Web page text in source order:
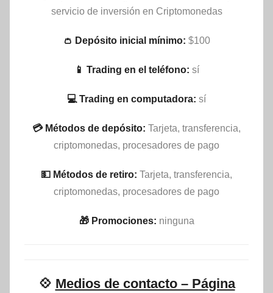
servicio de inversión en Criptomonedas
👛 Depósito inicial mínimo: $100
📱 Trading en el teléfono: sí
💻 Trading en computadora: sí
💳 Métodos de depósito: Tarjeta, transferencia,
criptomonedas, procesadores de pago
💵​ Métodos de retiro: Tarjeta, transferencia,
criptomonedas, procesadores de pago
🎁 Promociones: ninguna
💠 Medios de contacto – Página